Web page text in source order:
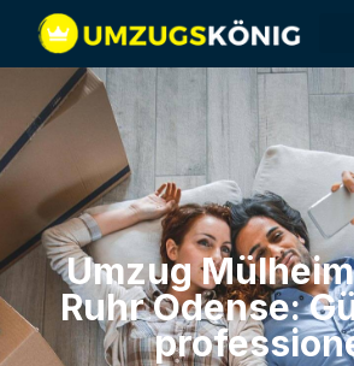
Umzug
Ruhr​ Odense: